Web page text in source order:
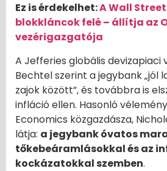
Ez is érdekelhet:A Wall
blokkláncok felé – állítja az
vezérigazgatója
A Jefferies globális devizapiaci
Bechtel szerint a jegybank „jól
zajok között”, és továbbra is
infláció ellen. Hasonló
Economics közgazdásza,
látja: a jegybank óvatos
tőkebeáramlásokkal és az
kockázatokkal szemben.